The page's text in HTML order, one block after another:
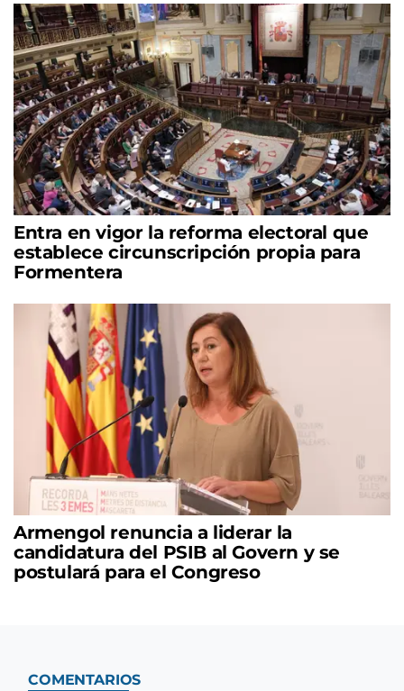
Entra en vigor la reforma electoral que
establece circunscripción propia para
Formentera
Armengol renuncia a liderar la
candidatura del PSIB al Govern y se
postulará para el Congreso
COMENTARIOS